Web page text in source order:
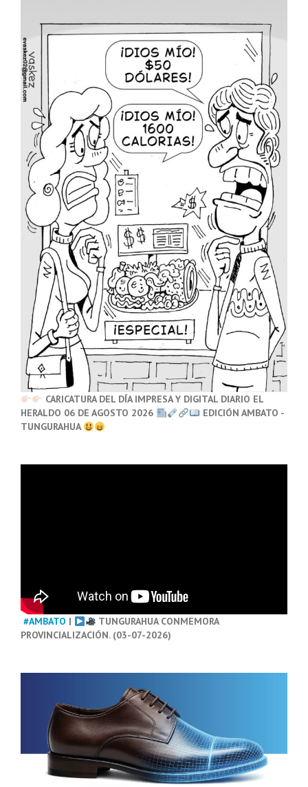
CARICATURA DEL DÍA IMPRESA Y DIGITAL DIARIO EL
HERALDO 06 DE AGOSTO 2026
EDICIÓN AMBATO -
TUNGURAHUA
#AMBATO |
TUNGURAHUA CONMEMORA
PROVINCIALIZACIÓN. (03-07-2026)